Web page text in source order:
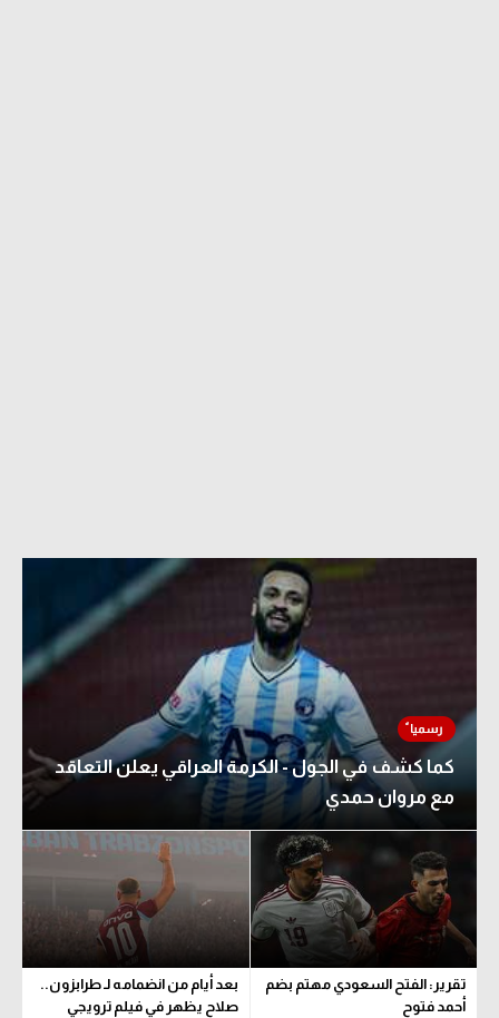
كما كشف في الجول - الكرمة العراقي يعلن التعاقد
مع مروان حمدي
تقرير: الفتح السعودي مهتم بضم
أحمد فتوح
بعد أيام من انضمامه لـ طرابزون..
صلاح يظهر في فيلم ترويجي